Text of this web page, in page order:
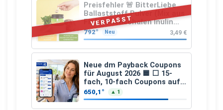
VERPASST
Preisfehler 🚨 BitterLiebe
Ballaststoff Pulver (Mix aus
Flohsamenschalen Inulin
(Präbiotika) Leinsamen &
Apfelfaser)
792° Neu 3,49 €
Neue dm Payback Coupons
für August 2026 🟦 ⬜ 15-
fach, 10-fach Coupons auf
den gesamten Einkauf ab 2
€
650,1° ▲ 1